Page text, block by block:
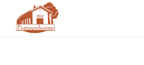
pääsisältöön